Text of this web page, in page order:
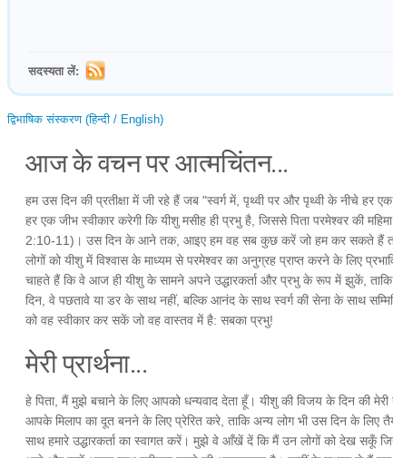
सदस्यता लें:
द्विभाषिक संस्करण (हिन्दी / English)
आज के वचन पर आत्मचिंतन...
हम उस दिन की प्रतीक्षा में जी रहे हैं जब "स्वर्ग में, पृथ्वी पर और पृथ्वी के नीचे हर
हर एक जीभ स्वीकार करेगी कि यीशु मसीह ही प्रभु है, जिससे पिता परमेश्वर की महिमा
2:10-11)। उस दिन के आने तक, आइए हम वह सब कुछ करें जो हम कर सकते हैं
लोगों को यीशु में विश्वास के माध्यम से परमेश्वर का अनुग्रह प्राप्त करने के लिए
चाहते हैं कि वे आज ही यीशु के सामने अपने उद्धारकर्ता और प्रभु के रूप में झुकें,
दिन, वे पछतावे या डर के साथ नहीं, बल्कि आनंद के साथ स्वर्ग की सेना के साथ
को वह स्वीकार कर सकें जो वह वास्तव में है: सबका प्रभु!
मेरी प्रार्थना...
हे पिता, मैं मुझे बचाने के लिए आपको धन्यवाद देता हूँ। यीशु की विजय के दिन की मेरी
आपके मिलाप का दूत बनने के लिए प्रेरित करे, ताकि अन्य लोग भी उस दिन के लिए
साथ हमारे उद्धारकर्ता का स्वागत करें। मुझे वे आँखें दें कि मैं उन लोगों को देख सकूँ